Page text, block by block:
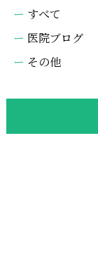
すべて
医院ブログ
その他